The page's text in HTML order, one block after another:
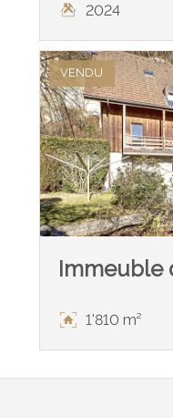
2024
VENDU
Immeuble
1'810 m²